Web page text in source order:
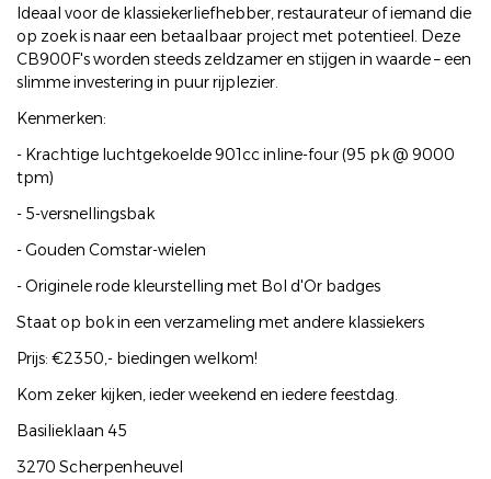
Ideaal voor de klassiekerliefhebber, restaurateur of iemand die
op zoek is naar een betaalbaar project met potentieel. Deze
CB900F's worden steeds zeldzamer en stijgen in waarde – een
slimme investering in puur rijplezier.
Kenmerken:
- Krachtige luchtgekoelde 901cc inline-four (95 pk @ 9000
tpm)
- 5-versnellingsbak
- Gouden Comstar-wielen
- Originele rode kleurstelling met Bol d'Or badges
Staat op bok in een verzameling met andere klassiekers
Prijs: €2350,- biedingen welkom!
Kom zeker kijken, ieder weekend en iedere feestdag.
Basilieklaan 45
3270 Scherpenheuvel